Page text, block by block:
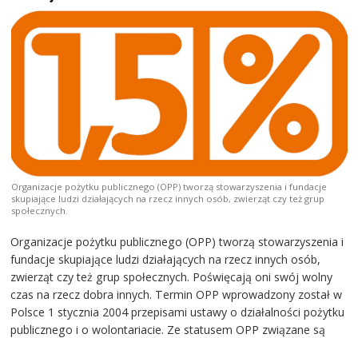
Organizacje pożytku publicznego (OPP) tworzą stowarzyszenia i fundacje
skupiające ludzi działających na rzecz innych osób, zwierząt czy też grup
społecznych.
Organizacje pożytku publicznego (OPP) tworzą stowarzyszenia i
fundacje skupiające ludzi działających na rzecz innych osób,
zwierząt czy też grup społecznych. Poświęcają oni swój wolny
czas na rzecz dobra innych. Termin OPP wprowadzony został w
Polsce 1 stycznia 2004 przepisami ustawy o działalności pożytku
publicznego i o wolontariacie. Ze statusem OPP związane są